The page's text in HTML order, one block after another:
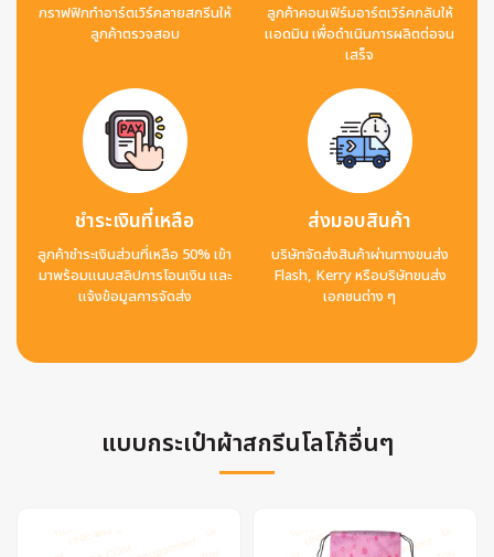
กราฟฟิกทำอาร์ตเวิร์คลายสกรีนให้
ลูกค้าตรวจสอบ
ลูกค้าคอนเฟิร์มอาร์ตเวิร์คกลับให้
แอดมิน เพื่อดำเนินการผลิตต่อจน
เสร็จ
ชำระเงินที่เหลือ
ลูกค้าชำระเงินส่วนที่เหลือ 50% เข้า
มาพร้อมแนบสลิปการโอนเงิน และ
แจ้งข้อมูลการจัดส่ง
ส่งมอบสินค้า
บริษัทจัดส่งสินค้าผ่านทางขนส่ง
Flash, Kerry หรือบริษัทขนส่ง
เอกชนต่าง ๆ
แบบกระเป๋าผ้าสกรีนโลโก้อื่นๆ